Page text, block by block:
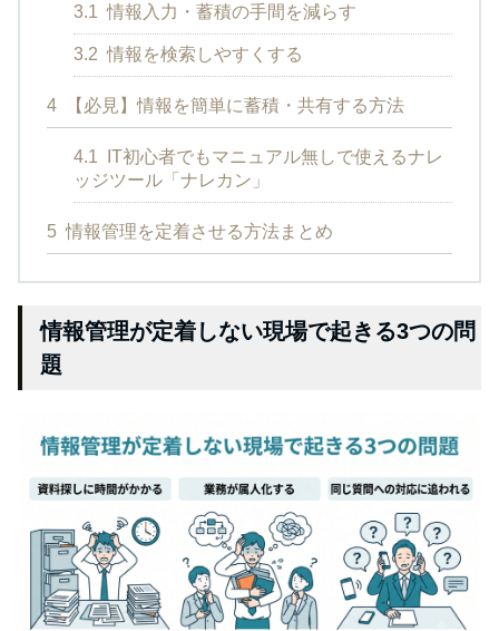
3.1 情報入力・蓄積の手間を減らす
3.2 情報を検索しやすくする
4 【必見】情報を簡単に蓄積・共有する方法
4.1
IT初心者でもマニュアル無しで使えるナレ
ッジツール「ナレカン」
5 情報管理を定着させる方法まとめ
情報管理が定着しない現場で起きる3つの問
題